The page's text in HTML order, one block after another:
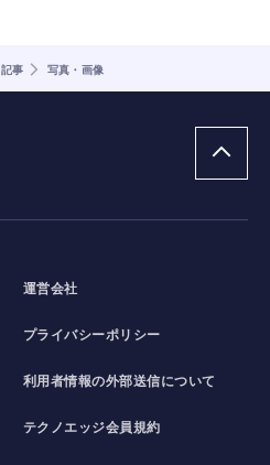
記事 写真・画像
運営会社
プライバシーポリシー
利用者情報の外部送信について
テクノエッジ会員規約